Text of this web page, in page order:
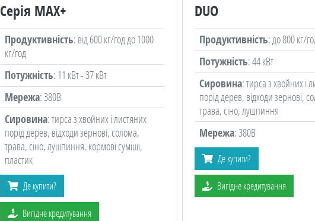
Серія MAX+
Продуктивність: від 600 кг/год до 1000
кг/год
Потужність: 11 кВт - 37 кВт
Мережа: 380В
Сировина: тирса з хвойних і листяних
порід дерев, відходи зернові, солома,
трава, сіно, лушпиння, кормові суміші,
пластик
Де купити?
Вигідне кредитування
DUO
Продуктивність: до 800 кг/
Потужність: 44 кВт
Сировина: тирса з хвойних і
порід дерев, відходи зернові,
трава, сіно, лушпиння
Мережа: 380В
Де купити?
Вигідне кредитування